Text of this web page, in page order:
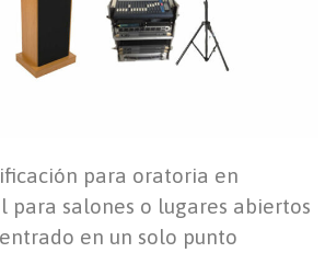
para oratoria en
para salones o lugares abiertos
en un solo punto